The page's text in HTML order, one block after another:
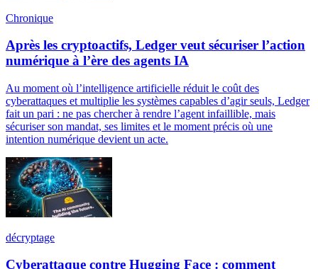
Chronique
Après les cryptoactifs, Ledger veut sécuriser l’action
numérique à l’ère des agents IA
Au moment où l’intelligence artificielle réduit le coût des
cyberattaques et multiplie les systèmes capables d’agir seuls, Ledger
fait un pari : ne pas chercher à rendre l’agent infaillible, mais
sécuriser son mandat, ses limites et le moment précis où une
intention numérique devient un acte.
décryptage
Cyberattaque contre Hugging Face : comment